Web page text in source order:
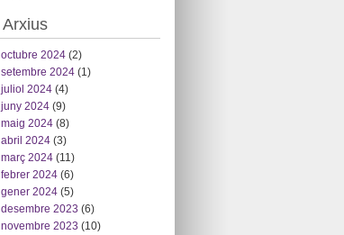
Arxius
octubre 2024(2)
setembre 2024(1)
juliol 2024(4)
juny 2024(9)
maig 2024(8)
abril 2024(3)
març 2024(11)
febrer 2024(6)
gener 2024(5)
desembre 2023 (6)
novembre 2023 (10)